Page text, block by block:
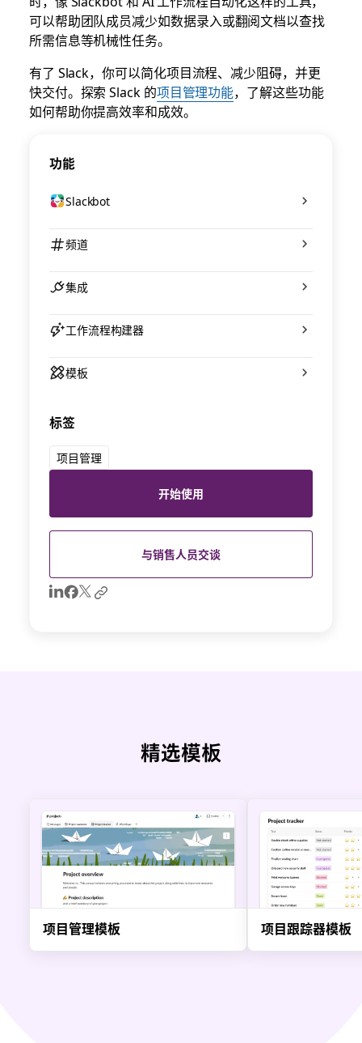
可以帮助团队成员减少如数据录入或翻阅文档以查找
所需信息等机械性任务。
有了 Slack，你可以简化项目流程、减少阻碍，并更
快交付。探索 Slack 的项目管理功能，了解这些功能
如何帮助你提高效率和成效。
功能
Slackbot
频道
集成
工作流程构建器
模板
标签
项目管理
开始使用
与销售人员交谈
精选模板
项目管理模板 项目跟踪器模板